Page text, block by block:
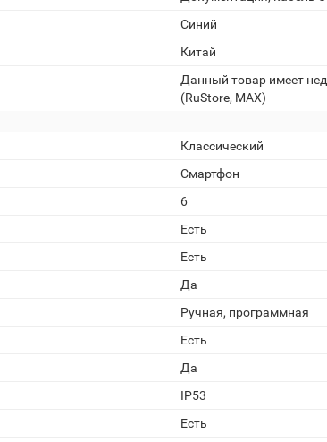
Синий
Китай
Данный товар имеет
(RuStore, MAX)
Классический
Смартфон
6
Есть
Есть
Да
Ручная, программная
Есть
Да
IP53
Есть